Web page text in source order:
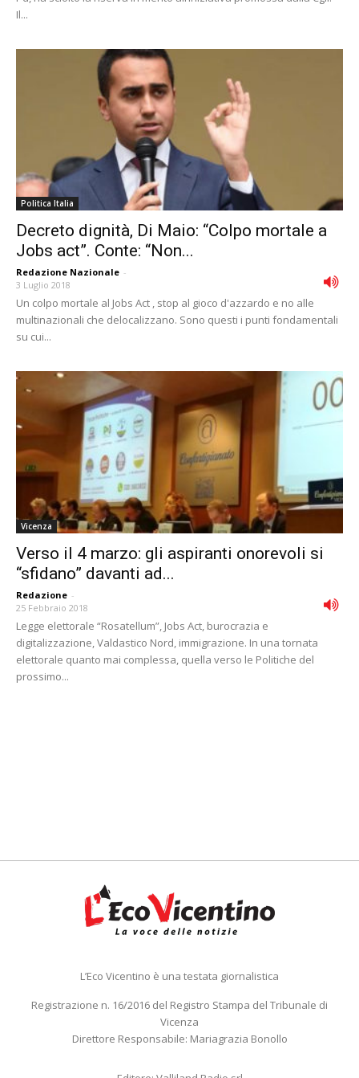
Il...
Politica Italia
Decreto dignità, Di Maio: “Colpo mortale a
Jobs act”. Conte: “Non...
Redazione Nazionale -
3 Luglio 2018
Un colpo mortale al Jobs Act , stop al gioco d'azzardo e no alle
multinazionali che delocalizzano. Sono questi i punti fondamentali
su cui...
Vicenza
Verso il 4 marzo: gli aspiranti onorevoli si
“sfidano” davanti ad...
Redazione -
25 Febbraio 2018
Legge elettorale “Rosatellum”, Jobs Act, burocrazia e
digitalizzazione, Valdastico Nord, immigrazione. In una tornata
elettorale quanto mai complessa, quella verso le Politiche del
prossimo...
L’Eco Vicentino è una testata giornalistica
Registrazione n. 16/2016 del Registro Stampa del Tribunale di
Vicenza
Direttore Responsabile: Mariagrazia Bonollo